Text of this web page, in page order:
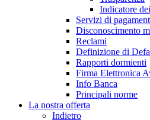
Indicatore
Servizi di
Disconoscimento
Reclami
Definizione di
Rapporti dormienti
Firma Elettronica
Info Banca
Principali norme
La nostra offerta
Indietro